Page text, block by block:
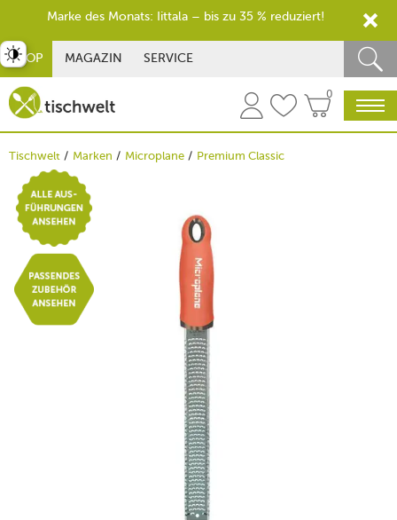
SHOP MAGAZIN SERVICE
0
Tischwelt Marken Microplane Premium Classic
umschalten
Marke des Monats: Iittala – bis zu 35 % reduziert!